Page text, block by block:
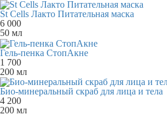
St Cells Лакто Питательная маска
6 000
50 мл
Гель-пенка СтопАкне
1 700
200 мл
Био-минеральный скраб для лица и тела
4 200
200 мл